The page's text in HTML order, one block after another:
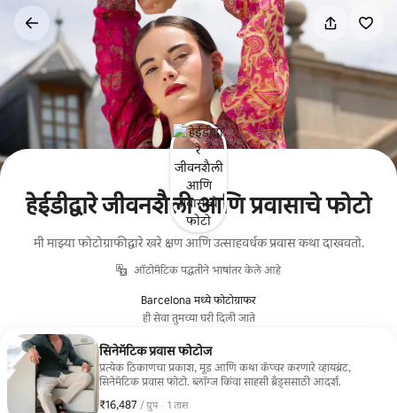
हेईडीद्वारे जीवनशैली आणि प्रवासाचे फोटो
मी माझ्या फोटोग्राफीद्वारे खरे क्षण आणि उत्साहवर्धक प्रवास कथा दाखवतो.
ऑटोमॅटिक पद्धतीने भाषांतर केले आहे
Barcelona मध्ये फोटोग्राफर
ही सेवा तुमच्या घरी दिली जाते
सिनेमॅटिक प्रवास फोटोज
प्रत्येक ठिकाणचा प्रकाश, मूड आणि कथा कॅप्चर करणारे व्हायब्रंट,
सिनेमॅटिक प्रवास फोटो. ब्लॉग्ज किंवा साहसी ब्रँड्ससाठी आदर्श.
₹16,487 / ग्रुप
₹16,487, प्रति ग्रुप
, · 1 तास